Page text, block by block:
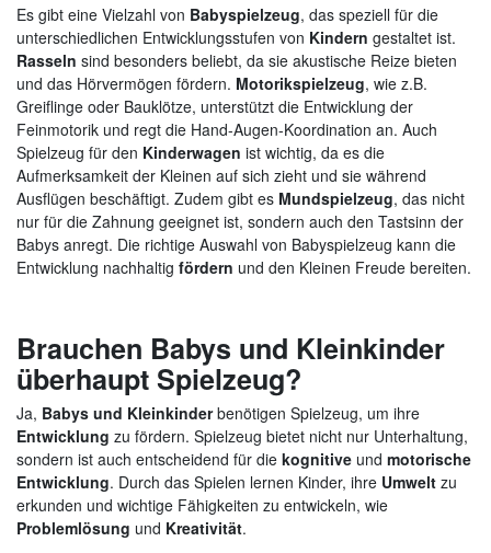
Es gibt eine Vielzahl von Babyspielzeug, das speziell für die
unterschiedlichen Entwicklungsstufen von Kindern gestaltet ist.
Rasseln sind besonders beliebt, da sie akustische Reize bieten
und das Hörvermögen fördern. Motorikspielzeug, wie z.B.
Greiflinge oder Bauklötze, unterstützt die Entwicklung der
Feinmotorik und regt die Hand-Augen-Koordination an. Auch
Spielzeug für den Kinderwagen ist wichtig, da es die
Aufmerksamkeit der Kleinen auf sich zieht und sie während
Ausflügen beschäftigt. Zudem gibt es Mundspielzeug, das nicht
nur für die Zahnung geeignet ist, sondern auch den Tastsinn der
Babys anregt. Die richtige Auswahl von Babyspielzeug kann die
Entwicklung nachhaltig fördern und den Kleinen Freude bereiten.
Brauchen Babys und Kleinkinder
überhaupt Spielzeug?
Ja, Babys und Kleinkinderbenötigen Spielzeug, um ihre
Entwicklung zu fördern. Spielzeug bietet nicht nur Unterhaltung,
sondern ist auch entscheidend für die kognitive und motorische
Entwicklung. Durch das Spielen lernen Kinder, ihre Umwelt zu
erkunden und wichtige Fähigkeiten zu entwickeln, wie
Problemlösung und Kreativität.